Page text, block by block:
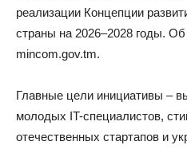
реализации Концепции
страны на 2026–2028 годы.
mincom.gov.tm.
Главные цели инициативы –
молодых IT-специалистов,
отечественных стартапов и